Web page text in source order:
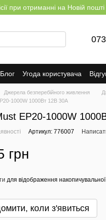
при отриманні на Новій пошті
Блог Угода користувача
Джерела безперебійного живлення
1000W 1000Вт 12В 30А
EP20-1000W
Артикул: 776007
грн
для відображення
коли з'явиться